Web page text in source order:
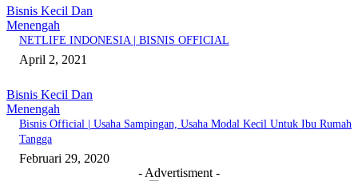
Bisnis Kecil Dan
Menengah
NETLIFE INDONESIA | BISNIS OFFICIAL
April 2, 2021
Bisnis Kecil Dan
Menengah
Bisnis Official | Usaha Sampingan, Usaha Modal Kecil Untuk Ibu Rumah
Tangga
Februari 29, 2020
- Advertisment -